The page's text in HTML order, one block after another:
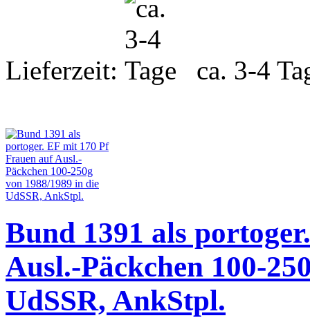
Lieferzeit: ca. 3-4
Bund 1391 als
Ausl.-Päckchen 100-
UdSSR, AnkStpl.